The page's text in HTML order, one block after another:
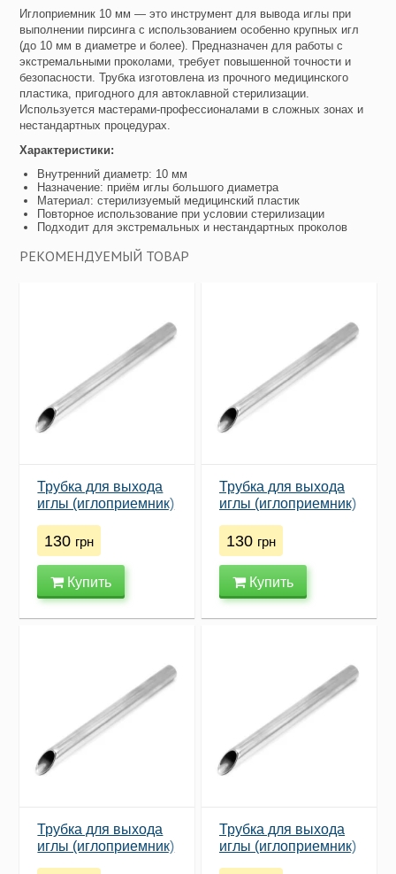
Иглоприемник 10 мм — это инструмент для вывода иглы при
выполнении пирсинга с использованием особенно крупных игл
(до 10 мм в диаметре и более). Предназначен для работы с
экстремальными проколами, требует повышенной точности и
безопасности. Трубка изготовлена из прочного медицинского
пластика, пригодного для автоклавной стерилизации.
Используется мастерами-профессионалами в сложных зонах и
нестандартных процедурах.
Характеристики:
Внутренний диаметр: 10 мм
Назначение: приём иглы большого диаметра
Материал: стерилизуемый медицинский пластик
Повторное использование при условии стерилизации
Подходит для экстремальных и нестандартных проколов
РЕКОМЕНДУЕМЫЙ ТОВАР
Трубка для выхода
иглы (иглоприемник)
130 грн
Купить
Трубка для выхода
иглы (иглоприемник)
130 грн
Купить
Трубка для выхода
иглы (иглоприемник)
Трубка для выхода
иглы (иглоприемник)